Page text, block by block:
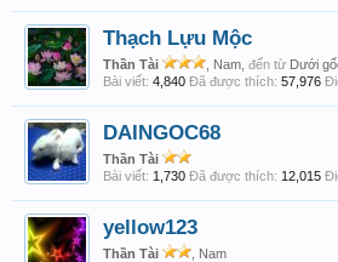
Thạch Lựu Mộc
Thần Tài , Nam, đến từ Dưới
Bài viết: 4,840 Đã được thích: 57,976
DAINGOC68
Thần Tài
Bài viết: 1,730 Đã được thích: 12,015
yellow123
Thần Tài
, Nam